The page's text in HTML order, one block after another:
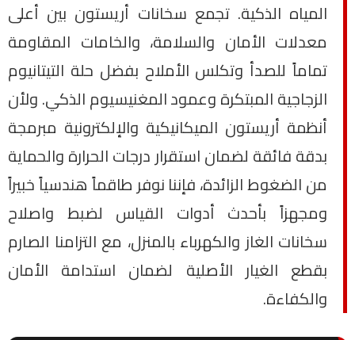
المياه الذكية. تجمع سخانات أريستون بين أعلى
معدلات الأمان والسلامة، والخامات المقاومة
تماماً للصدأ وتكلس الأملاح بفضل حلة التيتانيوم
الزجاجية المبتكرة وعمود المغنيسيوم الذكي. ولأن
أنظمة أريستون الميكانيكية والإلكترونية مبرمجة
بدقة فائقة لضمان استقرار درجات الحرارة والحماية
من الضغوط الزائدة، فإننا نوفر طاقماً هندسياً خبيراً
ومجهزاً بأحدث أدوات القياس لضبط واصلاح
سخانات الغاز والكهرباء بالمنزل، مع التزامنا الصارم
بقطع الغيار الأصلية لضمان استدامة الأمان
والكفاءة.